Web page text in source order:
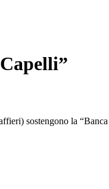
sostengono la